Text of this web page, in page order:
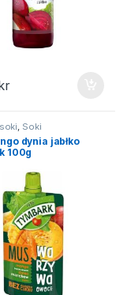
, Soki
dynia jabłko
100g